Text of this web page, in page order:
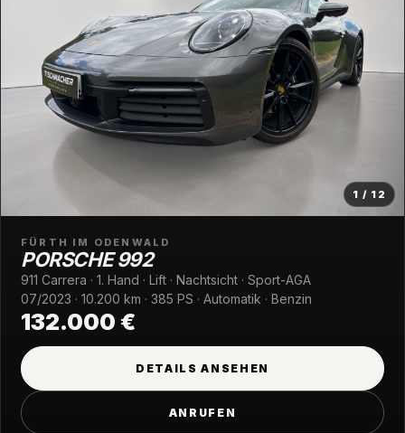
1 / 12
FÜRTH IM ODENWALD
PORSCHE 992
911 Carrera · 1. Hand · Lift · Nachtsicht · Sport-AGA
07/2023 · 10.200 km · 385 PS · Automatik · Benzin
132.000 €
DETAILS ANSEHEN
ANRUFEN